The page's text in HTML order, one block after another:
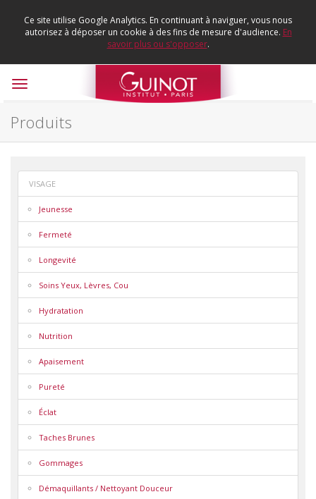
Ce site utilise Google Analytics. En continuant à naviguer, vous nous
autorisez à déposer un cookie à des fins de mesure d'audience. En
savoir plus ou s'opposer.
Toggle
Produits
VISAGE
Jeunesse
Fermeté
Longevité
Soins Yeux, Lèvres, Cou
Hydratation
Nutrition
Apaisement
Pureté
Éclat
Taches Brunes
Gommages
Démaquillants / Nettoyant Douceur